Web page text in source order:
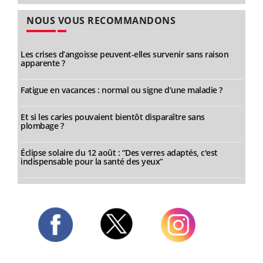
NOUS VOUS RECOMMANDONS
Les crises d’angoisse peuvent-elles survenir sans raison
apparente ?
Fatigue en vacances : normal ou signe d’une maladie ?
Et si les caries pouvaient bientôt disparaître sans
plombage ?
Éclipse solaire du 12 août : “Des verres adaptés, c'est
indispensable pour la santé des yeux”